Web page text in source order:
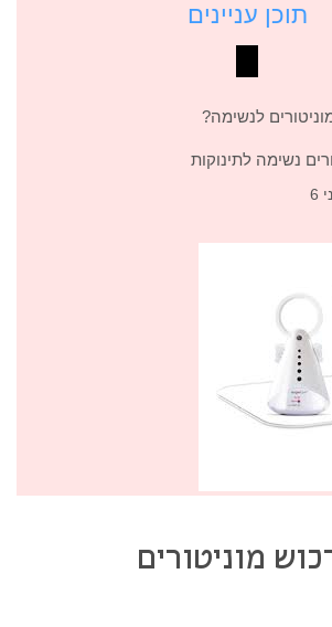
תוכן עניינים
לנשימה?
נשימה לתינוקות
מוניטורים